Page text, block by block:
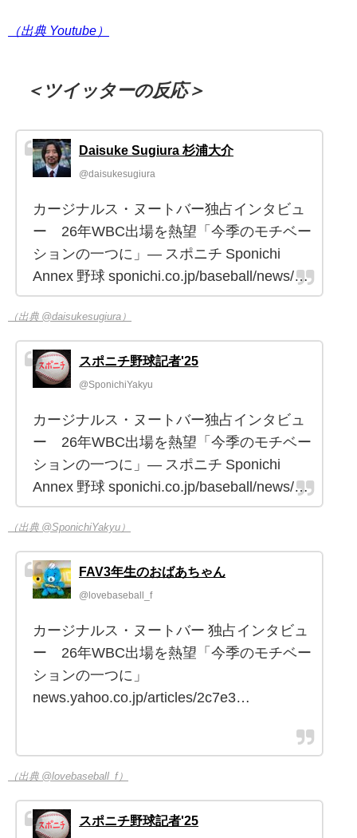
（出典 Youtube）
＜ツイッターの反応＞
Daisuke Sugiura 杉浦大介
@daisukesugiura
カージナルス・ヌートバー独占インタビュ
ー 26年WBC出場を熱望「今季のモチベー
ションの一つに」― スポニチ Sponichi
Annex 野球 sponichi.co.jp/baseball/news/…
（出典 @daisukesugiura）
スポニチ野球記者'25
@SponichiYakyu
カージナルス・ヌートバー独占インタビュ
ー 26年WBC出場を熱望「今季のモチベー
ションの一つに」― スポニチ Sponichi
Annex 野球 sponichi.co.jp/baseball/news/…
（出典 @SponichiYakyu）
FAV3年生のおばあちゃん
@lovebaseball_f
カージナルス・ヌートバー 独占インタビュ
ー 26年WBC出場を熱望「今季のモチベー
ションの一つに」
news.yahoo.co.jp/articles/2c7e3…
（出典 @lovebaseball_f）
スポニチ野球記者'25